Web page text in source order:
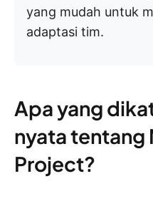
yang mudah untuk
adaptasi tim.
Apa yang
nyata
Project?